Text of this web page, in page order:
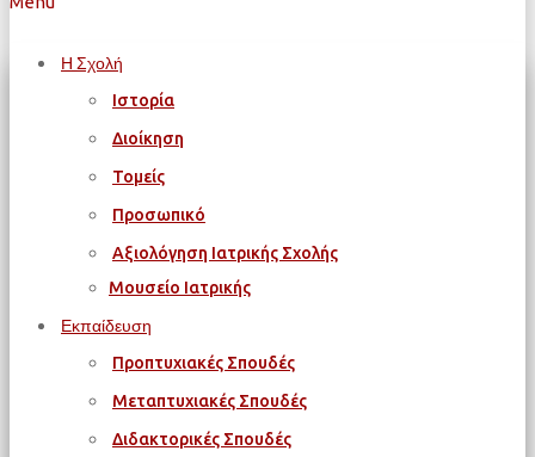
Η Σχολή
Ιστορία
Διοίκηση
Τομείς
Προσωπικό
Αξιολόγηση Ιατρικής Σχολής
Μουσείο Ιατρικής
Εκπαίδευση
Προπτυχιακές Σπουδές
Μεταπτυχιακές Σπουδές
Διδακτορικές Σπουδές